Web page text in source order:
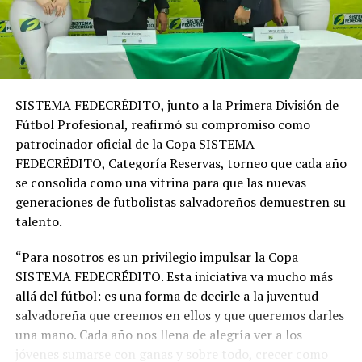
subterráneo, entorno privado y un diseño pensado para
brindar comodidad, exclusividad y calidad de vida.
Además de convertirse en una opción para vivir, el
inversionistas que buscan generar ingresos a través de
alquiler residencial o plataformas de hospedaje,
tomando en cuenta la creciente plusvalía de la zona y el
dinamismo del mercado inmobiliario salvadoreño.
SISTEMA FEDECRÉDITO, junto a la Primera División de
Fútbol Profesional, reafirmó su compromiso como
patrocinador oficial de la Copa SISTEMA
FEDECRÉDITO, Categoría Reservas, torneo que cada año
se consolida como una vitrina para que las nuevas
generaciones de futbolistas salvadoreños demuestren su
talento.
“Para nosotros es un privilegio impulsar la Copa
SISTEMA FEDECRÉDITO. Esta iniciativa va mucho más
allá del fútbol: es una forma de decirle a la juventud
salvadoreña que creemos en ellos y que queremos darles
una mano. Cada año nos llena de alegría ver a los
jóvenes sumarse con ganas y sobre todo, crecer como